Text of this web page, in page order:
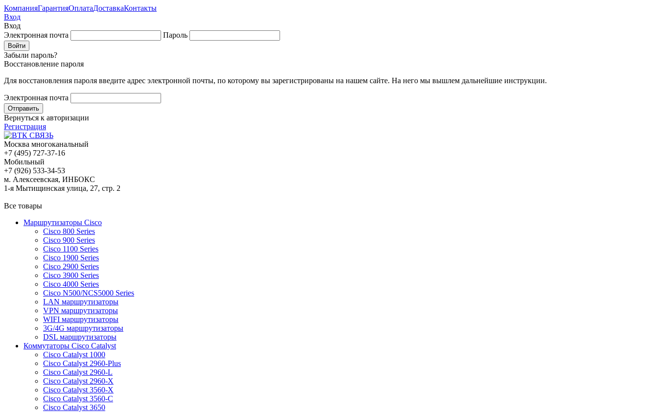
КомпанияГарантияОплатаДоставкаКонтакты
Вход
Вход
Электронная почта
Пароль
Забыли пароль?
Восстановление пароля
Для восстановления пароля введите адрес электронной почты, по которому вы зарегистрированы на нашем сайте. На него мы вышлем дальнейшие инструкции.
Электронная почта
Вернуться к авторизации
Регистрация
Москва многоканальный
+7 (495) 727-37-16
Мобильный
+7 (926) 533-34-53
м. Алексеевская, ИНБОКС
1-я Мытищинская улица, 27, стр. 2
Все товары
Маршрутизаторы Cisco
Cisco 800 Series
Cisco 900 Series
Cisco 1100 Series
Cisco 1900 Series
Cisco 2900 Series
Cisco 3900 Series
Cisco 4000 Series
Cisco N500/NCS5000 Series
LAN маршрутизаторы
VPN маршрутизаторы
WIFI маршрутизаторы
3G/4G маршрутизаторы
DSL маршрутизаторы
Коммутаторы Cisco Catalyst
Cisco Catalyst 1000
Cisco Catalyst 2960-Plus
Cisco Catalyst 2960-L
Cisco Catalyst 2960-X
Cisco Catalyst 3560-X
Cisco Catalyst 3560-C
Cisco Catalyst 3650